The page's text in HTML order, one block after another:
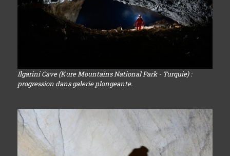
Ilgarini Cave (Kure Mountains National Park - Turquie) :
progression dans galerie plongeante.